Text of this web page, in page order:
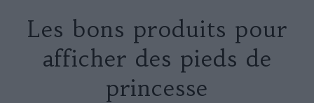
Les bons produits pour
afficher des pieds de
princesse